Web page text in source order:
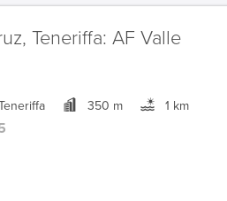
Teneriffa: AF Valle
350 m
1 km